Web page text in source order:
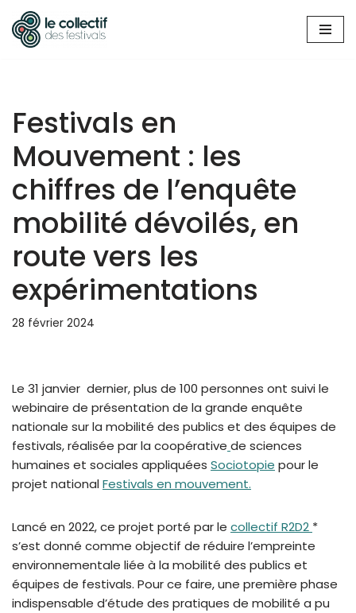
Aller
Festivals en
Mouvement : les
chiffres de l’enquête
mobilité dévoilés, en
route vers les
expérimentations
28 février 2024
Le 31 janvier dernier, plus de 100 personnes ont suivi le
webinaire de présentation de la grande enquête
nationale sur la mobilité des publics et des équipes de
festivals, réalisée par la coopérative de sciences
humaines et sociales appliquées Sociotopie pour le
projet nationalFestivals en mouvement.
Lancé en 2022, ce projet porté par le collectif R2D2 *
s’est donné comme objectif de réduire l’empreinte
environnementale liée à la mobilité des publics et
équipes de festivals. Pour ce faire, une première phase
indispensable d’étude des pratiques de mobilité a pu